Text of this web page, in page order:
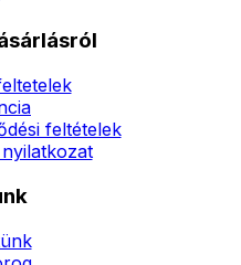
feltételek